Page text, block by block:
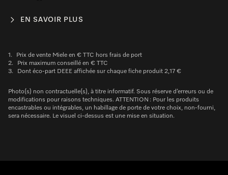
EN SAVOIR PLUS
1.
Prix de vente Miele en € TTC hors frais de port
2.
Prix maximum conseillé en € TTC
3.
Dont éco-part DEEE affichée sur chaque fiche produit 2,17 €
Photo(s) non contractuelle(s), à titre informatif. Sous réserve d’erreurs ou de
modifications pour raisons techniques. ATTENTION : Pour les produits
encastrables ou intégrables, un habillage de porte de votre choix, non-fourni,
sera nécessaire. Le visuel ci-dessus est une mise en situation.